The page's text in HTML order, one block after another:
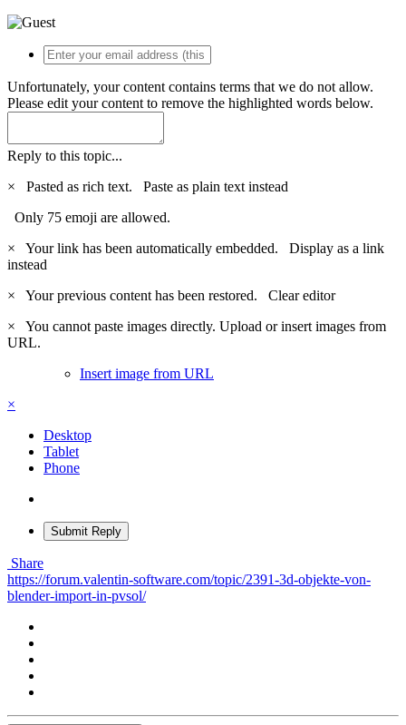
Unfortunately, your content contains terms that we do not allow.
Please edit your content to remove the highlighted words below.
Reply to this topic...
×
Pasted as rich text. Paste as plain text instead
Only 75 emoji are allowed.
×
Your link has been automatically embedded. Display as a link
instead
×
Your previous content has been restored. Clear editor
×
You cannot paste images directly. Upload or insert images from
URL.
Insert image from URL
×
Desktop
Tablet
Phone
Submit Reply
Share
https://forum.valentin-software.com/topic/2391-3d-objekte-von-
blender-import-in-pvsol/